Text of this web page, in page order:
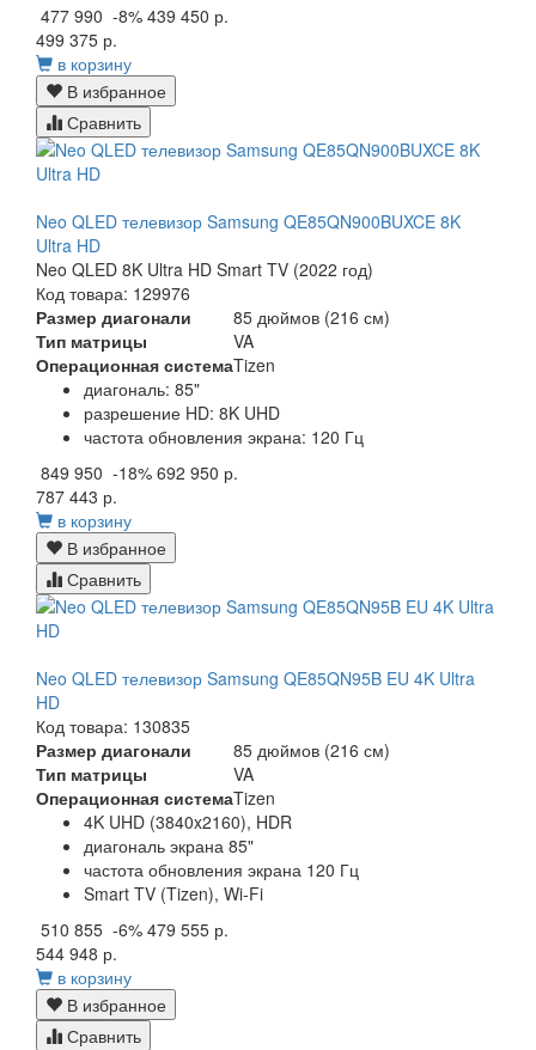
477 990 -8% 439 450 р.
499 375 р.
в корзину
В избранное
Сравнить
Neo QLED телевизор Samsung QE85QN900BUXCE 8K
Ultra HD
Neo QLED 8K Ultra HD Smart TV (2022 год)
Код товара: 129976
Размер диагонали
85 дюймов (216 см)
Тип матрицы
VA
Операционная системаTizen
диагональ: 85"
разрешение HD: 8K UHD
частота обновления экрана: 120 Гц
849 950 -18% 692 950 р.
787 443 р.
в корзину
В избранное
Сравнить
Neo QLED телевизор Samsung QE85QN95B EU 4K Ultra
HD
Код товара: 130835
Размер диагонали
85 дюймов (216 см)
Тип матрицы
VA
Операционная системаTizen
4K UHD (3840x2160), HDR
диагональ экрана 85"
частота обновления экрана 120 Гц
Smart TV (Tizen), Wi-Fi
510 855 -6% 479 555 р.
544 948 р.
в корзину
В избранное
Сравнить